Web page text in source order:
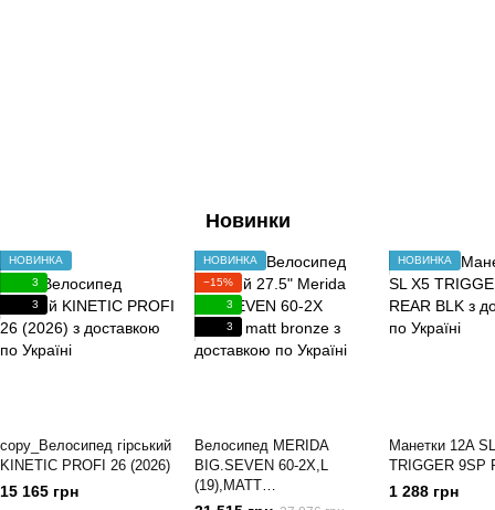
Новинки
НОВИНКА
3
3
copy_Велосипед гірський
KINETIC PROFI 26 (2026)
15 165 грн
НОВИНКА
−15%
3
3
Велосипед MERIDA
BIG.SEVEN 60-2X,L
(19),MATT
BRONZE(BLACK)
НОВИНКА
Манетки 12A
TRIGGER 9SP
1 288 грн